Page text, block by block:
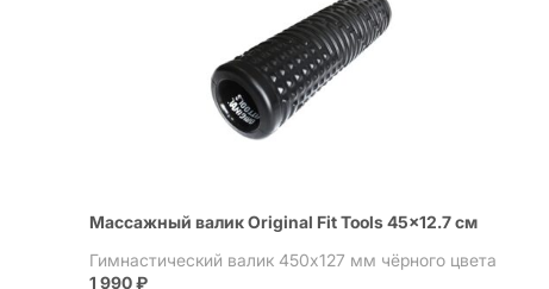
Массажный валик Original Fit Tools 45×12.7 см
Гимнастический валик 450х127 мм чёрного цвета
1 990₽